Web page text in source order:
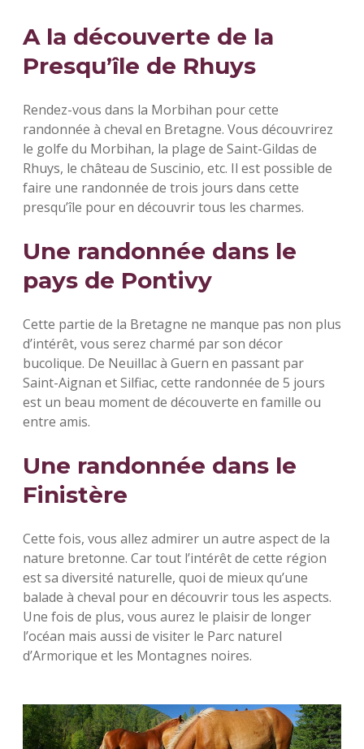
A la découverte de la
Presqu’île de Rhuys
Rendez-vous dans la Morbihan pour cette
randonnée à cheval en Bretagne. Vous découvrirez
le golfe du Morbihan, la plage de Saint-Gildas de
Rhuys, le château de Suscinio, etc. Il est possible de
faire une randonnée de trois jours dans cette
presqu’île pour en découvrir tous les charmes.
Une randonnée dans le
pays de Pontivy
Cette partie de la Bretagne ne manque pas non plus
d’intérêt, vous serez charmé par son décor
bucolique. De Neuillac à Guern en passant par
Saint-Aignan et Silfiac, cette randonnée de 5 jours
est un beau moment de découverte en famille ou
entre amis.
Une randonnée dans le
Finistère
Cette fois, vous allez admirer un autre aspect de la
nature bretonne. Car tout l’intérêt de cette région
est sa diversité naturelle, quoi de mieux qu’une
balade à cheval pour en découvrir tous les aspects.
Une fois de plus, vous aurez le plaisir de longer
l’océan mais aussi de visiter le Parc naturel
d’Armorique et les Montagnes noires.